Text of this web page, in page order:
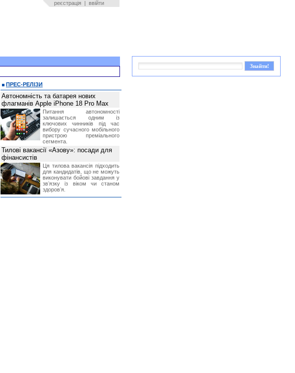
реєстрація | ввійти
ПРЕС-РЕЛІЗИ
Автономність та батарея нових
флагманів Apple iPhone 18 Pro Max
Питання автономності
залишається одним із
ключових чинників під час
вибору сучасного мобільного
пристрою преміального
сегмента.
Тилові вакансії «Азову»: посади для
фінансистів
Ця тилова вакансія підходить
для кандидатів, що не можуть
виконувати бойові завдання у
звʼязку із віком чи станом
здоровʼя.